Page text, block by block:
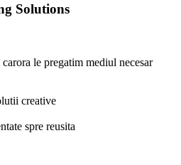
Solutions
le pregatim mediul necesar
creative
spre reusita